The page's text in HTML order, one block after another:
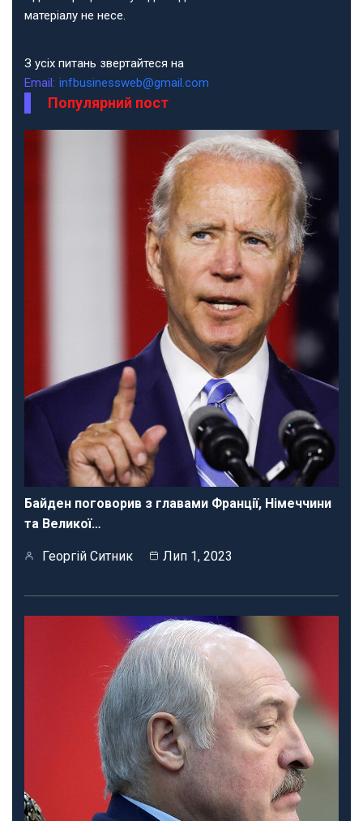
матеріалу не несе.
З усіх питань звертайтеся на
Email: infbusinessweb@gmail.com
Популярний пост
Байден поговорив з главами Франції, Німеччини
та Великої…
Георгій Ситник Лип 1, 2023